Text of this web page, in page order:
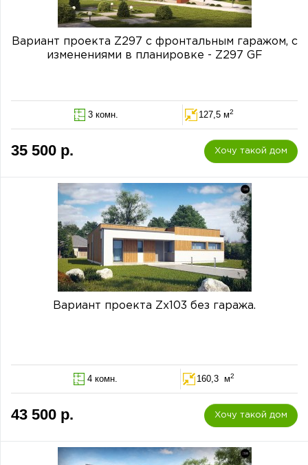
Вариант проекта Z297 с фронтальным гаражом, с
изменениями в планировке - Z297 GF
3 комн. 127,5 м2
35 500 р. Хочу такой дом
Вариант проекта Zx103 без гаража.
4 комн. 160,3 м2
43 500 р. Хочу такой дом